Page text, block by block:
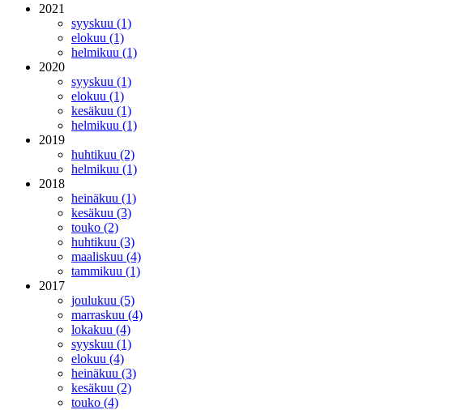
2021
syyskuu (1)
elokuu (1)
helmikuu (1)
2020
syyskuu (1)
elokuu (1)
kesäkuu (1)
helmikuu (1)
2019
huhtikuu (2)
helmikuu (1)
2018
heinäkuu (1)
kesäkuu (3)
touko (2)
huhtikuu (3)
maaliskuu (4)
tammikuu (1)
2017
joulukuu (5)
marraskuu (4)
lokakuu (4)
syyskuu (1)
elokuu (4)
heinäkuu (3)
kesäkuu (2)
touko (4)